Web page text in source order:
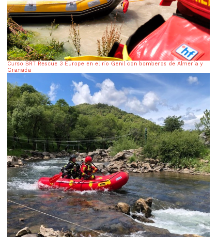
Curso SRT Rescue 3 Europe en el río Genil con bomberos de Almería y
Granada